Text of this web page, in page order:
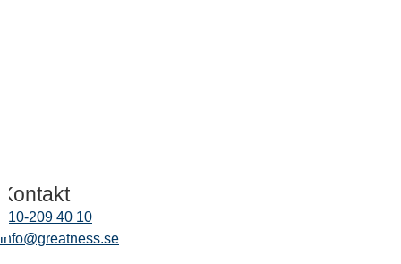
Kontakt
010-209 40 10
info@greatness.se